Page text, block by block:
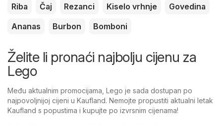
Riba
Čaj Rezanci Kiselo vrhnje
Govedina
Ananas
Burbon Bomboni
Želite li pronaći najbolju cijenu za
Lego
Među aktualnim promocijama, Lego je sada dostupan po
najpovoljnijoj cijeni u Kaufland. Nemojte propustiti aktualni letak
Kaufland s popustima i kupujte po izvrsnim cijenama!